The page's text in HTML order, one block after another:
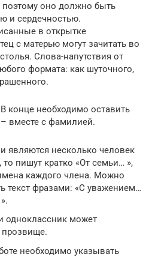
поэтому оно должно быть
и сердечностью.
в открытке
с матерью могут зачитать во
Слова-напутствия от
формата: как шуточного,
конце необходимо оставить
вместе с фамилией.
являются несколько человек
пишут кратко «От семьи… »,
каждого члена. Можно
текст фразами: «С уважением…
одноклассник может
прозвище.
необходимо указывать